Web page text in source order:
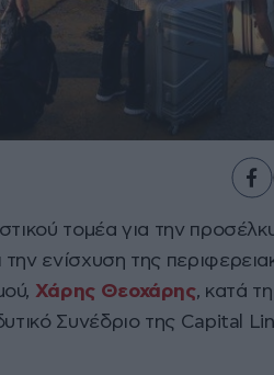
τομέα για την
ενίσχυση της
Χάρης Θεοχάρης, κατά
Συνέδριο της Capital